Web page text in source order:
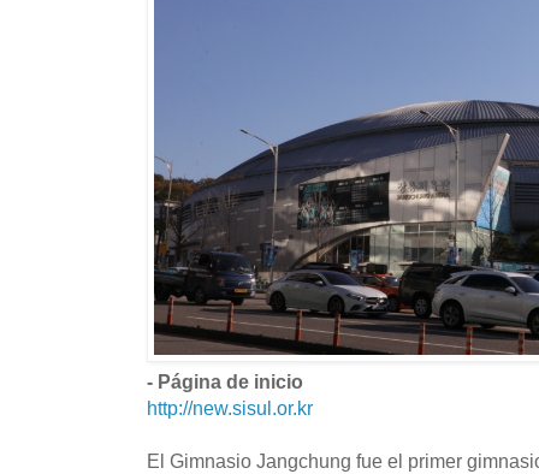
- Página de inicio
http://new.sisul.or.kr
El Gimnasio Jangchung fue el primer